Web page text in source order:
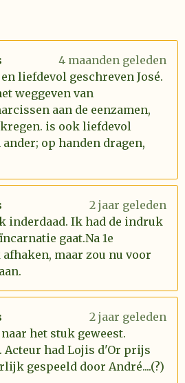
4 maanden geleden
liefdevol geschreven José.
weggeven van
aan de eenzamen,
is ook liefdevol
op handen dragen,
2 jaar geleden
inderdaad. Ik had de indruk
gaat.Na 1e
maar zou nu voor
2 jaar geleden
het stuk geweest.
Acteur had Lojis d'Or prijs
gespeeld door André....(?)